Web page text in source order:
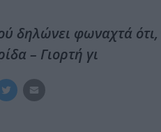
δηλώνει φωναχτά ότι,
– Γιορτή γι